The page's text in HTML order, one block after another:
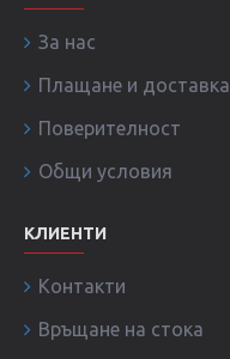
За нас
Плащане и доставка
Поверителност
Общи условия
КЛИЕНТИ
Контакти
Връщане на стока